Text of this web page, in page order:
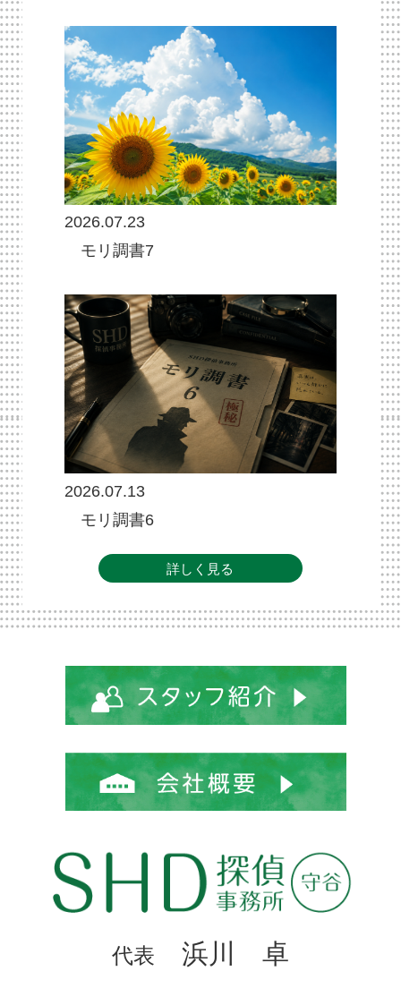
2026.07.23
モリ調書7
2026.07.13
モリ調書6
詳しく見る
代表 浜川 卓